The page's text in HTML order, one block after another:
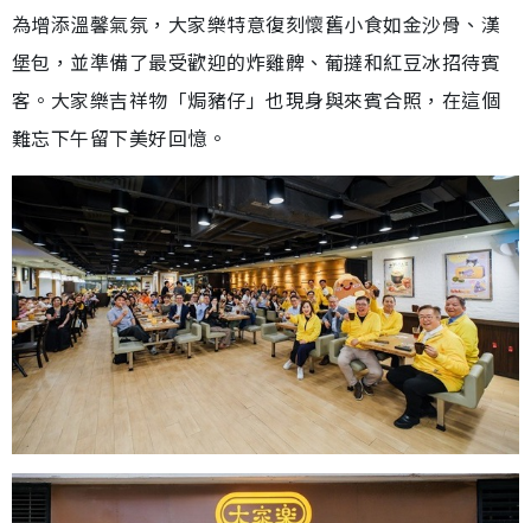
為增添溫馨氣氛，大家樂特意復刻懷舊小食如金沙骨、漢
堡包，並準備了最受歡迎的炸雞髀、葡撻和紅豆冰招待賓
客。大家樂吉祥物「焗豬仔」也現身與來賓合照，在這個
難忘下午留下美好回憶。